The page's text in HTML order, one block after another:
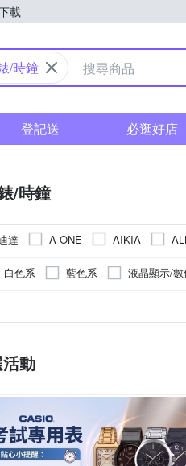
載
物中心
/時鐘
登記送 必逛好店
/時鐘
達 A-ONE AIKIA
辰
Click Daniel Wellington
LICORNE Lovel 愛生活
羅梵迪諾
Vaness 陶瓷錶
白色系 藍色系 液晶顯示/
動